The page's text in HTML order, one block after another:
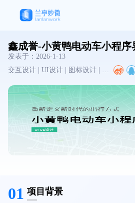
鑫成誉-小黄鸭电动车小程序
发表于： 2026-1-13
交互设计 | UI设计 | 图标设计 | 小程序设计 | 移动端设计
01 项目背景